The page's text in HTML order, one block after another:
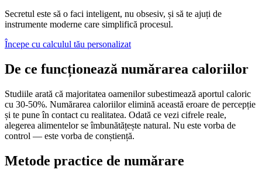
Secretul este să o faci inteligent, nu obsesiv, și să te ajuți de
instrumente moderne care simplifică procesul.
Începe cu calculul tău personalizat
De ce funcționează numărarea caloriilor
Studiile arată că majoritatea oamenilor subestimează aportul caloric
cu 30-50%. Numărarea caloriilor elimină această eroare de percepție
și te pune în contact cu realitatea. Odată ce vezi cifrele reale,
alegerea alimentelor se îmbunătățește natural. Nu este vorba de
control — este vorba de conștiență.
Metode practice de numărare